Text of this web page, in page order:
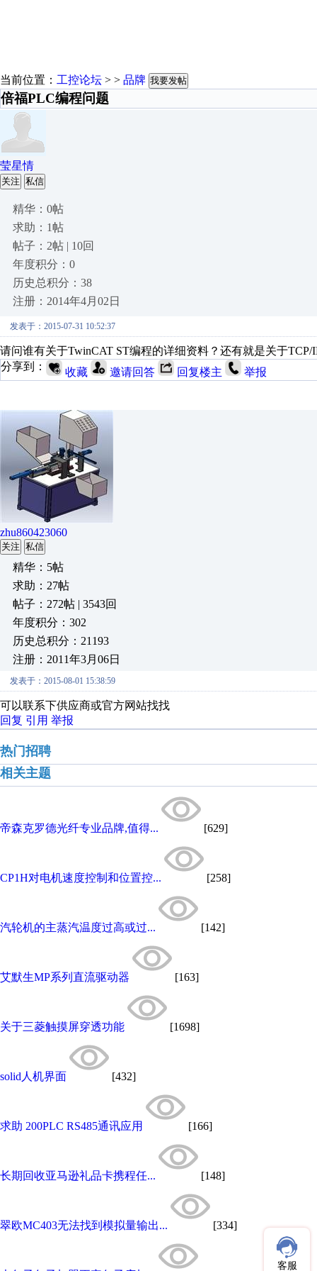
当前位置： 工控论坛 > > 品牌 我要发帖
倍福PLC编程问题
莹星情
关注 私信
精华：0帖
求助：1帖
帖子：2帖 | 10回
年度积分：0
历史总积分：38
注册：2014年4月02日
发表于：2015-07-31 10:52:37
请问谁有关于TwinCAT ST编程的详细资料？还有就是关于
分享到：
收藏 邀请回答 回复楼主 举报
zhu860423060
关注 私信
精华：5帖
求助：27帖
帖子：272帖 | 3543回
年度积分：302
历史总积分：21193
注册：2011年3月06日
发表于：2015-08-01 15:38:59
可以联系下供应商或官方网站找找
回复 引用 举报
热门招聘
相关主题
帝森克罗德光纤专业品牌,值得... [629]
CP1H对电机速度控制和位置控... [258]
汽轮机的主蒸汽温度过高或过... [142]
艾默生MP系列直流驱动器 [163]
关于三菱触摸屏穿透功能 [1698]
solid人机界面 [432]
求助 200PLC RS485通讯应用 [166]
长期回收亚马逊礼品卡携程任... [148]
翠欧MC403无法找到模拟量输出... [334]
客服